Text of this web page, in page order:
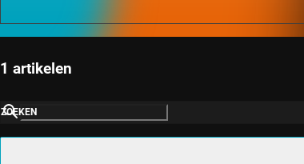
1 artikelen
ZOEKEN